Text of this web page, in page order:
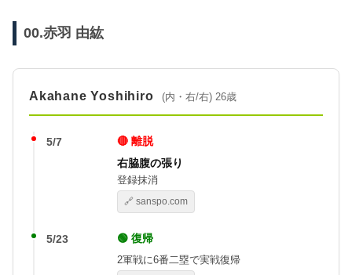
00.赤羽 由紘
Akahane Yoshihiro (内・右/右) 26歳
5/7
🔴 離脱
右脇腹の張り
登録抹消
🔗 sanspo.com
5/23 🟢 復帰
2軍戦に6番二塁で実戦復帰